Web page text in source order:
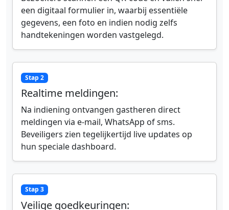
een digitaal formulier in, waarbij essentiële
gegevens, een foto en indien nodig zelfs
handtekeningen worden vastgelegd.
Stap 2
Realtime meldingen:
Na indiening ontvangen gastheren direct
meldingen via e-mail, WhatsApp of sms.
Beveiligers zien tegelijkertijd live updates op
hun speciale dashboard.
Stap 3
Veilige goedkeuringen: